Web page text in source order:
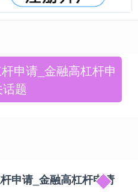
申请_金融高杠杆申
题
申请_金融高杠杆申请